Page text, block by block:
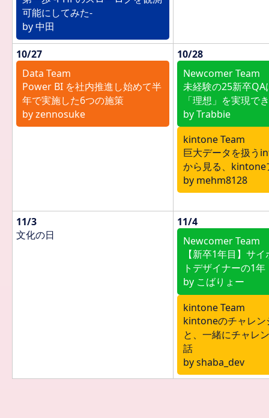
可能にしてみた-
by 中田
10/27
Data Team
Power BI を社内推進し始めて半
年で実施した6つの施策
by zennosuke
10/28
Newcomer Team
未経験の25新卒QA
「理想」を実現で
by Trabbie
kintone Team
巨大データを扱う
から見る、kintone
by mehm8128
11/3
文化の日
11/4
Newcomer Team
【新卒1年目】サ
トデザイナーの1
by こばりょー
kintone Team
kintoneのチャレン
と、一緒にチャレ
話
by shaba_dev